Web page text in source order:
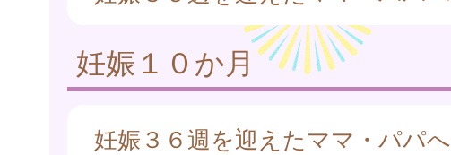
妊娠１０か月
妊娠３６週を迎えたママ・パパへ